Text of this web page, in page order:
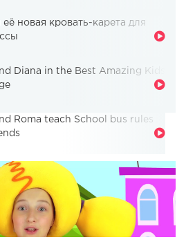
её новая кровать-карета для
Diana in the Best Amazing Kids
Roma teach School bus rules